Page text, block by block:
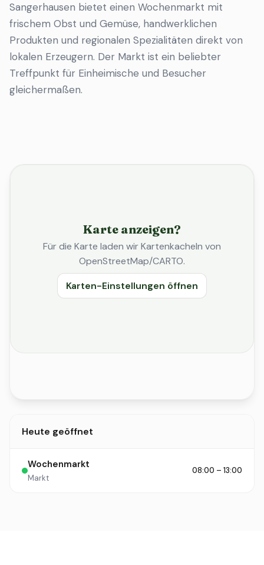
Sangerhausen bietet einen Wochenmarkt mit
frischem Obst und Gemüse, handwerklichen
Produkten und regionalen Spezialitäten direkt von
lokalen Erzeugern. Der Markt ist ein beliebter
Treffpunkt für Einheimische und Besucher
gleichermaßen.
Karte anzeigen?
Für die Karte laden wir Kartenkacheln von
OpenStreetMap/CARTO.
Karten-Einstellungen öffnen
Heute geöffnet
Wochenmarkt
Markt
08:00 – 13:00